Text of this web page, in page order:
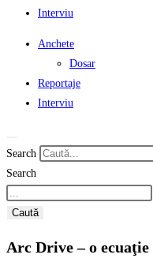
Interviu
Anchete
Dosar
Reportaje
Interviu
Search
Search
Caută
Arc Drive – o